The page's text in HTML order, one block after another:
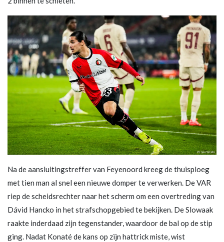
Na de aansluitingstreffer van Feyenoord kreeg de thuisploeg
met tien man al snel een nieuwe domper te verwerken. De VAR
riep de scheidsrechter naar het scherm om een overtreding van
Dávid Hancko in het strafschopgebied te bekijken. De Slowaak
raakte inderdaad zijn tegenstander, waardoor de bal op de stip
ging. Nadat Konaté de kans op zijn hattrick miste, wist